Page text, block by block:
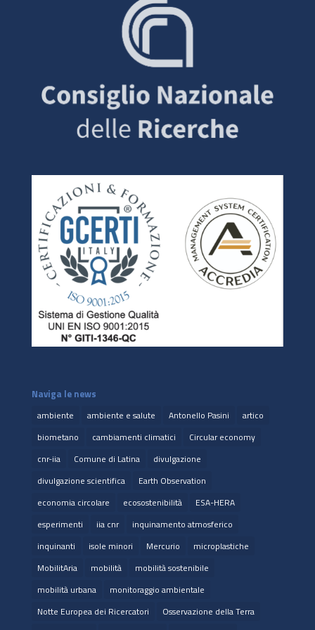
Naviga le news
ambiente ambiente e salute Antonello Pasini
artico
biometano
cambiamenti climatici
Circular economy
cnr-iia
Comune di Latina
divulgazione
divulgazione scientifica
Earth Observation
economia circolare
ecosostenibilità
ESA-HERA
esperimenti
iia cnr
inquinamento atmosferico
inquinanti
isole minori Mercurio
microplastiche
MobilitAria
mobilità
mobilità sostenibile
mobilità urbana
monitoraggio ambientale
Notte Europea dei Ricercatori
Osservazione della Terra